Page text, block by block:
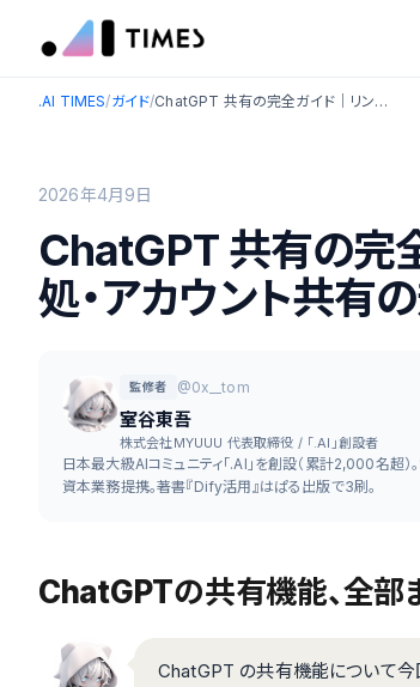
.AI TIMES/ガイド/ ChatGPT 共有の完全ガイド｜リンク作成・404エラー対処・アカウント共有の規約まで解説
2026年4月9日
ChatGPT 共有の完
処・アカウント共有
監修者 @0x__tom
室谷東吾
株式会社MYUUU 代表取締役 / 「.AI」創設者
日本最大級AIコミュニティ「.AI」を創設（累計2,000名超）
資本業務提携。著書『Dify活用』はぱる出版で3刷。
ChatGPTの共有機能、全部
ChatGPT の共有機能について今回